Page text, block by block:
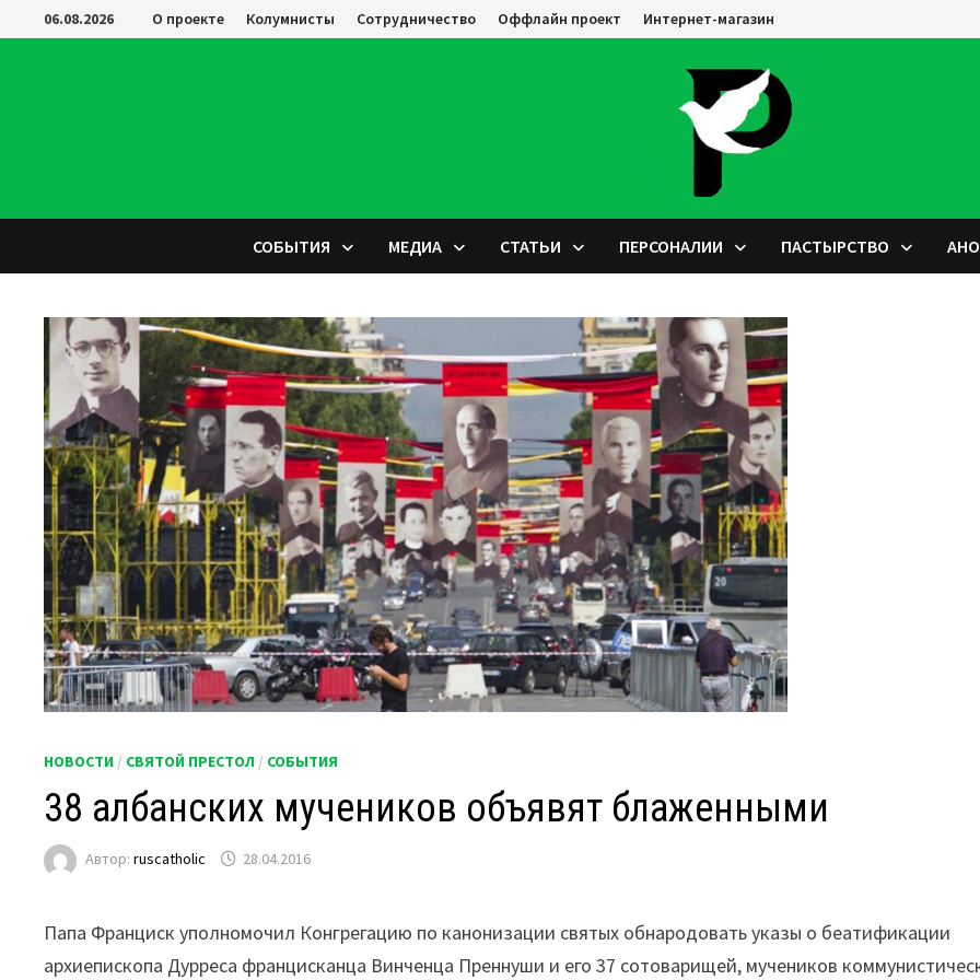
Перейти
к
06.08.2026 О проекте Колумнисты Сотрудничество Оффлайн проект Интернет-магазин
СОБЫТИЯ МЕДИА СТАТЬИ ПЕРСОНАЛИИ ПАСТЫРСТВО
НОВОСТИ / СВЯТОЙ ПРЕСТОЛ / СОБЫТИЯ
38 албанских мучеников объявят блаженными
Автор:ruscatholic 28.04.2016
Папа Франциск уполномочил Конгрегацию по канонизации святых обнародовать указы о беатификации
архиепископа Дурреса францисканца Винченца Преннуши и его 37 сотоварищей, мучеников